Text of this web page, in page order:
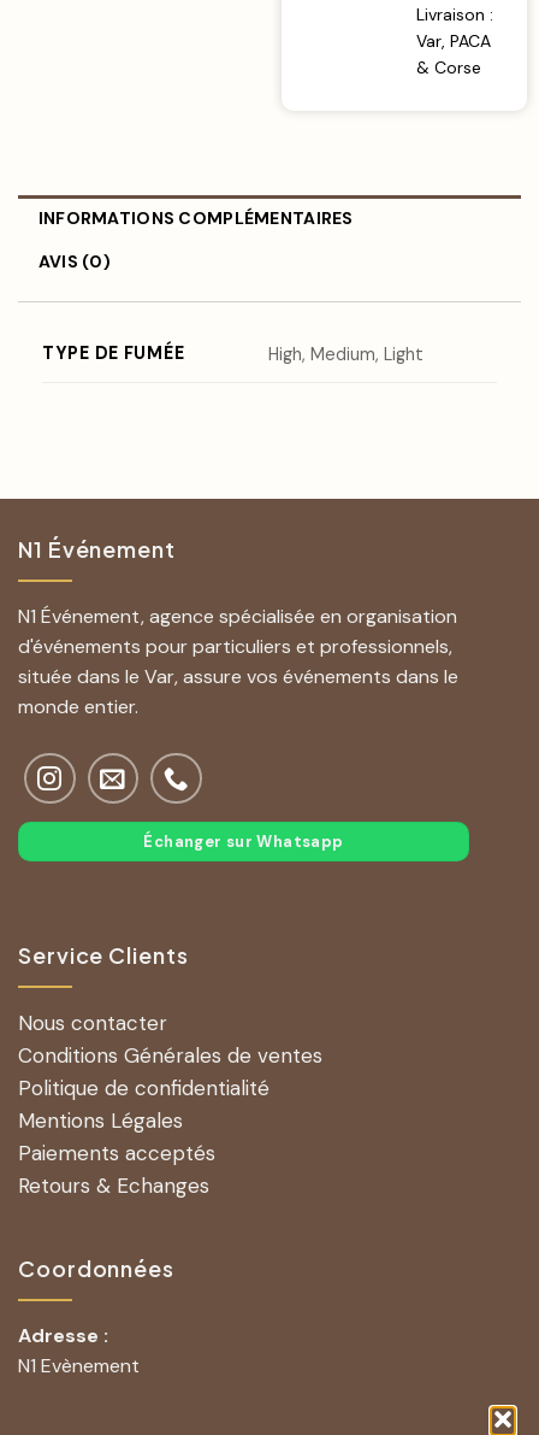
Livraison :
Var, PACA
& Corse
INFORMATIONS COMPLÉMENTAIRES
AVIS (0)
TYPE DE FUMÉE High, Medium, Light
N1 Événement
N1 Événement, agence spécialisée en organisation
d'événements pour particuliers et professionnels,
située dans le Var, assure vos événements dans le
monde entier.
Échanger sur Whatsapp
Service Clients
Nous contacter
Conditions Générales de ventes
Politique de confidentialité
Mentions Légales
Paiements acceptés
Retours & Echanges
Coordonnées
Adresse :
N1 Evènement